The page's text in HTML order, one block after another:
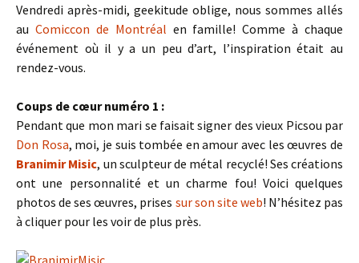
Vendredi après-midi, geekitude oblige, nous sommes allés
au Comiccon de Montréal en famille! Comme à chaque
événement où il y a un peu d’art, l’inspiration était au
rendez-vous.
Coups de cœur numéro 1 :
Pendant que mon mari se faisait signer des vieux Picsou par
Don Rosa, moi, je suis tombée en amour avec les œuvres de
Branimir Misic, un sculpteur de métal recyclé! Ses créations
ont une personnalité et un charme fou! Voici quelques
photos de ses œuvres, prises sur son site web! N’hésitez pas
à cliquer pour les voir de plus près.